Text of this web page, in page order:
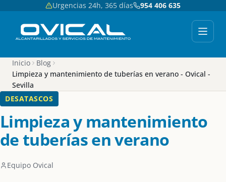
Urgencias 24h, 365 días 954 406 635
Inicio
Blog
Limpieza y mantenimiento de tuberías en verano - Ovical -
Sevilla
DESATASCOS
Limpieza y mantenimiento
de tuberías en verano
Equipo Ovical